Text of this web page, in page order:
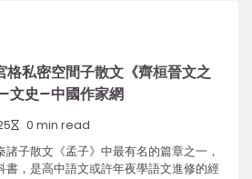
格私密空間子散文《齊桓晉文之
文史–中國作家網
0 min read
諸子散文《孟子》中最有名的篇章之一，
書，是高中語文或許年夜學語文進修的經